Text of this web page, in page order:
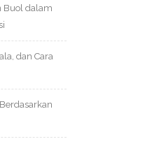
Buol dalam
dan Cara